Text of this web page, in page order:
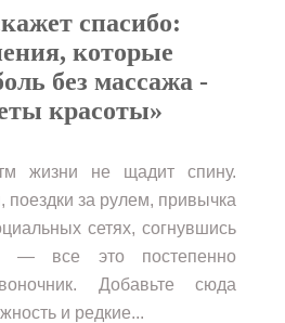
спасибо:
которые
без массажа -
красоты»
жизни не щадит спину.
поездки за рулем, привычка
сетях, согнувшись
— все это постепенно
Добавьте сюда
и редкие...